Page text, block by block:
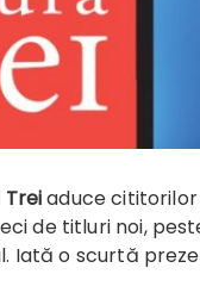
Treiaduce
de titluri noi,
Iată o scurtă